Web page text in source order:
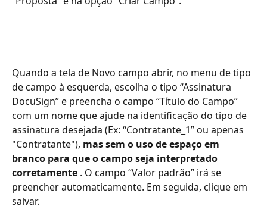
Quando a tela de Novo campo abrir, no menu de tipo
de campo à esquerda, escolha o tipo “Assinatura
DocuSign” e preencha o campo “Título do Campo”
com um nome que ajude na identificação do tipo de
assinatura desejada (Ex: “Contratante_1” ou apenas
"Contratante"), mas sem o uso de espaço em
branco para que o campo seja interpretado
corretamente . O campo “Valor padrão” irá se
preencher automaticamente. Em seguida, clique em
salvar.